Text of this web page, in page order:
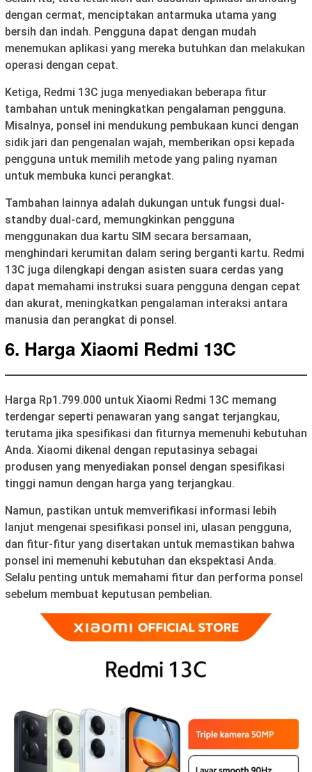
dengan cermat, menciptakan antarmuka utama yang
bersih dan indah. Pengguna dapat dengan mudah
menemukan aplikasi yang mereka butuhkan dan melakukan
operasi dengan cepat.
Ketiga, Redmi 13C juga menyediakan beberapa fitur
tambahan untuk meningkatkan pengalaman pengguna.
Misalnya, ponsel ini mendukung pembukaan kunci dengan
sidik jari dan pengenalan wajah, memberikan opsi kepada
pengguna untuk memilih metode yang paling nyaman
untuk membuka kunci perangkat.
Tambahan lainnya adalah dukungan untuk fungsi dual-
standby dual-card, memungkinkan pengguna
menggunakan dua kartu SIM secara bersamaan,
menghindari kerumitan dalam sering berganti kartu. Redmi
13C juga dilengkapi dengan asisten suara cerdas yang
dapat memahami instruksi suara pengguna dengan cepat
dan akurat, meningkatkan pengalaman interaksi antara
manusia dan perangkat di ponsel.
6. Harga Xiaomi Redmi 13C
Harga Rp1.799.000 untuk Xiaomi Redmi 13C memang
terdengar seperti penawaran yang sangat terjangkau,
terutama jika spesifikasi dan fiturnya memenuhi kebutuhan
Anda. Xiaomi dikenal dengan reputasinya sebagai
produsen yang menyediakan ponsel dengan spesifikasi
tinggi namun dengan harga yang terjangkau.
Namun, pastikan untuk memverifikasi informasi lebih
lanjut mengenai spesifikasi ponsel ini, ulasan pengguna,
dan fitur-fitur yang disertakan untuk memastikan bahwa
ponsel ini memenuhi kebutuhan dan ekspektasi Anda.
Selalu penting untuk memahami fitur dan performa ponsel
sebelum membuat keputusan pembelian.